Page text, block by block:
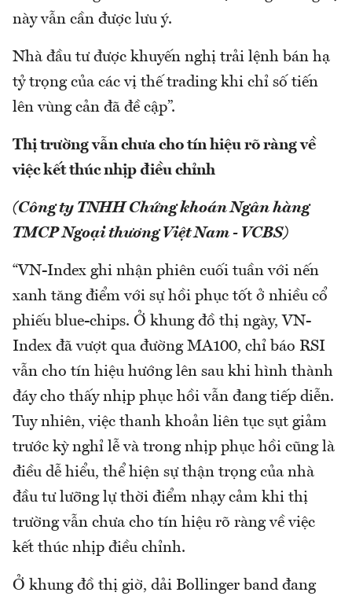
này vẫn cần được lưu ý.
Nhà đầu tư được khuyến nghị trải lệnh bán hạ
tỷ trọng của các vị thế trading khi chỉ số tiến
lên vùng cản đã đề cập”.
Thị trường vẫn chưa cho tín hiệu rõ ràng về
việc kết thúc nhịp điều chỉnh
(Công ty TNHH Chứng khoán Ngân hàng
TMCP Ngoại thương Việt Nam - VCBS)
“VN-Index ghi nhận phiên cuối tuần với nến
xanh tăng điểm với sự hồi phục tốt ở nhiều cổ
phiếu blue-chips. Ở khung đồ thị ngày, VN-
Index đã vượt qua đường MA100, chỉ báo RSI
vẫn cho tín hiệu hướng lên sau khi hình thành
đáy cho thấy nhịp phục hồi vẫn đang tiếp diễn.
Tuy nhiên, việc thanh khoản liên tục sụt giảm
trước kỳ nghỉ lễ và trong nhịp phục hồi cũng là
điều dễ hiểu, thể hiện sự thận trọng của nhà
đầu tư lưỡng lự thời điểm nhạy cảm khi thị
trường vẫn chưa cho tín hiệu rõ ràng về việc
kết thúc nhịp điều chỉnh.
Ở khung đồ thị giờ, dải Bollinger band đang